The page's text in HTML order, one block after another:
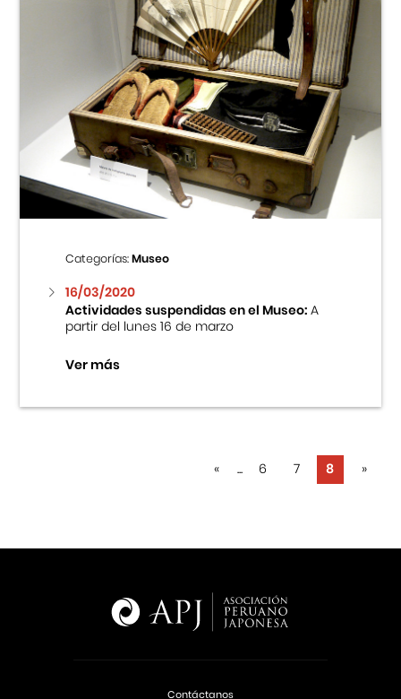
Categorías:Museo
16/03/2020
Actividades suspendidas en el Museo:A
partir del lunes 16 de marzo
Ver más
« ... 6 7 8 »
Contáctanos